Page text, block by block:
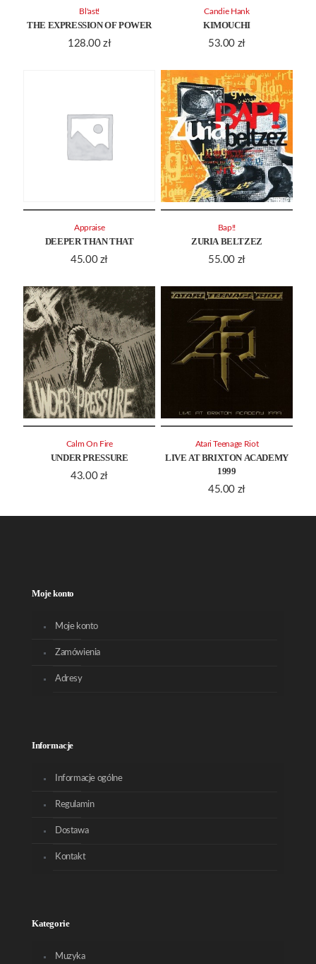
THE EXPRESSION OF POWER
128.00 zł
Bl'ast!
KIMOUCHI
53.00 zł
Candie Hank
DEEPER THAN THAT
45.00 zł
Appraise
ZURIA BELTZEZ
55.00 zł
Bap!!
UNDER PRESSURE
43.00 zł
Calm On Fire
LIVE AT BRIXTON ACADEMY
1999
45.00 zł
Atari Teenage Riot
Moje konto
Moje konto
Zamówienia
Adresy
Informacje
Informacje ogólne
Regulamin
Dostawa
Kontakt
Kategorie
Muzyka